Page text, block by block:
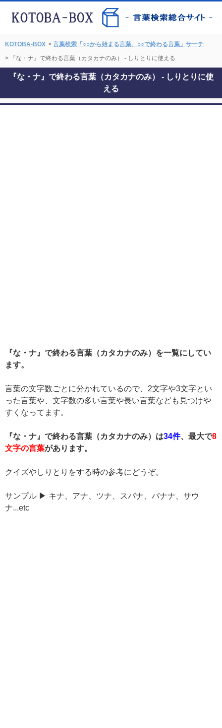
KOTOBA-BOX > 言葉検索「○○から始まる言葉、○○で終わる言葉」サーチ
> 『な・ナ』で終わる言葉（カタカナのみ） - しりとりに使える
『な・ナ』で終わる言葉（カタカナのみ） - しりとりに使
える
『な・ナ』で終わる言葉（カタカナのみ）を一覧にしてい
ます。
言葉の文字数ごとに分かれているので、2文字や3文字とい
った言葉や、文字数の多い言葉や長い言葉なども見つけや
すくなってます。
『な・ナ』で終わる言葉（カタカナのみ）は34件、最大で8
文字の言葉があります。
クイズやしりとりをする時の参考にどうぞ。
サンプル ▶ キナ、アナ、ツナ、スパナ、バナナ、サウ
ナ...etc